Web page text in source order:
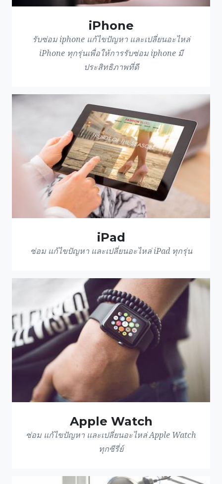
iPhone
รับซ่อม iphone แก้ไขปัญหา และเปลี่ยนอะไหล่
iPhone ทุกรุ่นเพื่อให้การรับซ่อม iphone มี
ประสิทธิภาพที่ดี
iPad
ซ่อม แก้ไขปัญหา และเปลี่ยนอะไหล่ iPad ทุกรุ่น
Apple Watch
ซ่อม แก้ไขปัญหา และเปลี่ยนอะไหล่ Apple Watch
ทุกซีรี่ย์